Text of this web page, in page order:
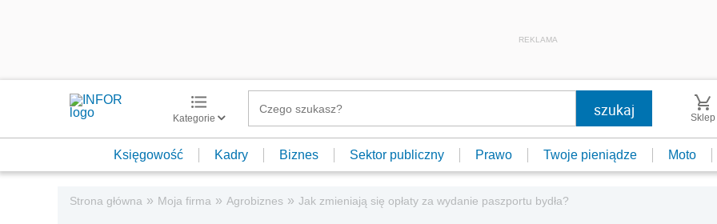
REKLAMA
Kategorie Sklep
Księgowość Kadry Biznes Sektor publiczny Prawo Twoje pieniądze Moto
Strona główna » Moja firma » Agrobiznes » Jak zmieniają się opłaty za wydanie paszportu bydła?